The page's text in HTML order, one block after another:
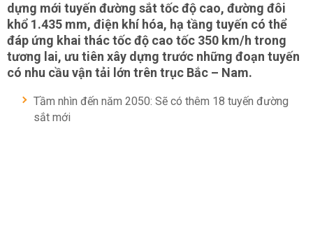
dựng mới tuyến đường sắt tốc độ cao, đường đôi
khổ 1.435 mm, điện khí hóa, hạ tầng tuyến có thể
đáp ứng khai thác tốc độ cao tốc 350 km/h trong
tương lai, ưu tiên xây dựng trước những đoạn tuyến
có nhu cầu vận tải lớn trên trục Bắc – Nam.
Tầm nhìn đến năm 2050: Sẽ có thêm 18 tuyến đường
sắt mới